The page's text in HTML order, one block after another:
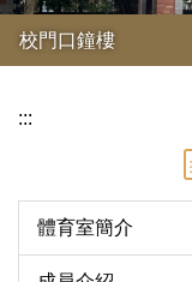
校門口鐘樓
:::
體育室簡介